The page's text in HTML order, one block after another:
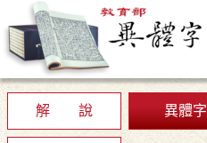
最新消息
顯示模式
網站導覽
解 說
異體字